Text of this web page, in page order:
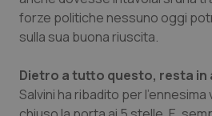
Quotidiano Chirurgia
Quotidiano Oncologia
forze politiche nessuno oggi
sulla sua buona riuscita.
Dietro a tutto questo, resta in
Salvini ha ribadito per l'ennesima